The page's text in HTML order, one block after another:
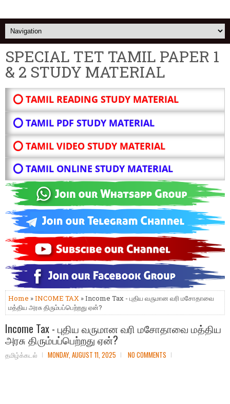
SPECIAL TET TAMIL PAPER 1
& 2 STUDY MATERIAL
⭕ TAMIL READING STUDY MATERIAL
⭕ TAMIL PDF STUDY MATERIAL
⭕ TAMIL VIDEO STUDY MATERIAL
⭕ TAMIL ONLINE STUDY MATERIAL
Home »INCOME TAX » Income Tax - புதிய வருமான வரி மசோதாவை
மத்திய அரசு திரும்பப்பெற்றது ஏன்?
Income Tax - புதிய வருமான வரி மசோதாவை மத்திய
அரசு திரும்பப்பெற்றது ஏன்?
தமிழ்க்கடல் MONDAY, AUGUST 11, 2025 NO COMMENTS